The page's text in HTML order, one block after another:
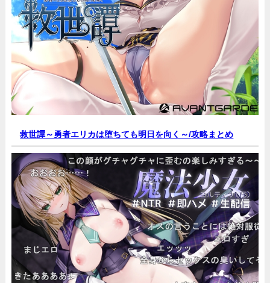
救世譚～勇者エリカは堕ちても明日を向く～/攻略まとめ